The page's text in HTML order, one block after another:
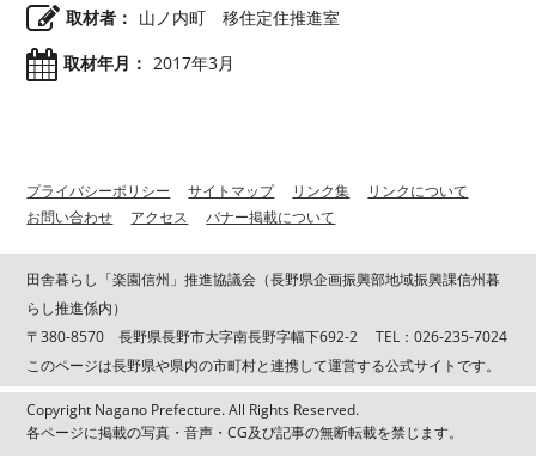
取材者： 山ノ内町 移住定住推進室
取材年月： 2017年3月
プライバシーポリシー サイトマップ リンク集
リンクについて
お問い合わせ
アクセス バナー掲載について
田舎暮らし「楽園信州」推進協議会（長野県企画振興部地域振興課信州暮
らし推進係内）
〒380-8570 長野県長野市大字南長野字幅下692-2 TEL：026-235-7024
このページは長野県や県内の市町村と連携して運営する公式サイトです。
Copyright Nagano Prefecture. All Rights Reserved.
各ページに掲載の写真・音声・CG及び記事の無断転載を禁じます。